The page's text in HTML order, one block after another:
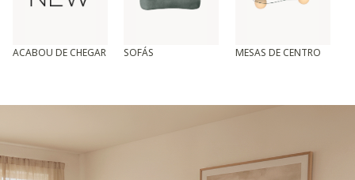
ACABOU DE CHEGAR SOFÁS MESAS DE CENTRO